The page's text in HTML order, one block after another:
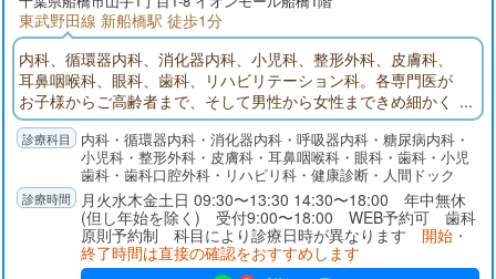
東武野田線 新船橋駅 徒歩1分
内科、循環器内科、消化器内科、小児科、整形外科、皮膚科、
耳鼻咽喉科、眼科、歯科、リハビリテーション科。各専門医が
お子様からご高齢者まで、そして男性から女性まできめ細かく
丁寧で分かりやすい診療を行っています。また、健やかに人生
を過ごすために各種健康診断や人間ドックも行っています。年
中無休のドクターランド船橋が皆様の健康の維持・増進をお手
伝いします。
内科・循環器内科・消化器内科・呼吸器内科・糖尿病内科・
小児科・整形外科・皮膚科・耳鼻咽喉科・眼科・歯科・小児
歯科・歯科口腔外科・リハビリ科・健康診断・人間ドック
月火水木金土日 09:30〜13:30 14:30〜18:00 年中無休
(但し年始を除く) 受付9:00〜18:00 WEB予約可 歯科
原則予約制 科目により診療日時が異なります 開始・
終了時間は直接の確認をおすすめします